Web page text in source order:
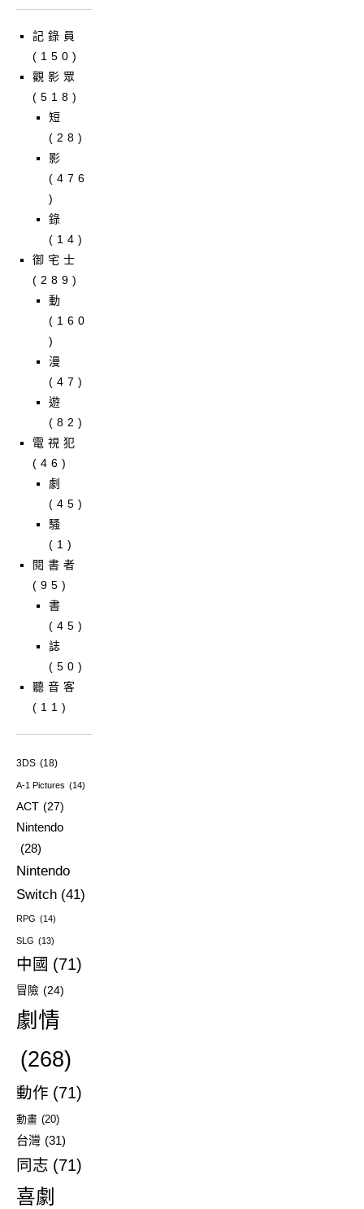
記錄員
(150)
觀影眾
(518)
短
(28)
影
(476
)
錄
(14)
御宅士
(289)
動
(160
)
漫
(47)
遊
(82)
電視犯
(46)
劇
(45)
騷
(1)
閱書者
(95)
書
(45)
誌
(50)
聽音客
(11)
3DS (18)
A-1 Pictures (14)
ACT (27)
Nintendo
(28)
Nintendo
Switch (41)
RPG (14)
SLG (13)
中國 (71)
冒險 (24)
劇情
(268)
動作 (71)
動畫 (20)
台灣 (31)
同志 (71)
喜劇